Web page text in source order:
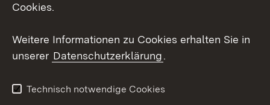
Youtube
Kontakt
Datenschutz
Barrierefreiheit
Cookies.
Weitere Informationen zu Cookies erhalten Sie in
unserer Datenschutzerklärung.
Technisch notwendige Cookies